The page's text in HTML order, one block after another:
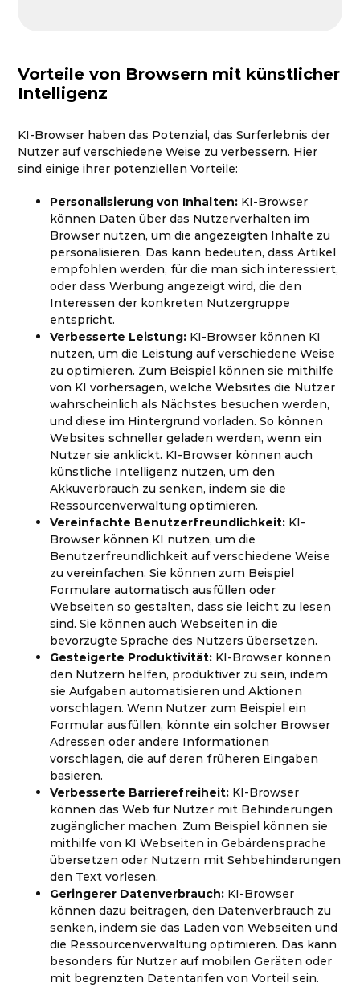
Vorteile von Browsern mit künstlicher
Intelligenz
KI-Browser haben das Potenzial, das Surferlebnis der
Nutzer auf verschiedene Weise zu verbessern. Hier
sind einige ihrer potenziellen Vorteile:
Personalisierung von Inhalten: KI-Browser
können Daten über das Nutzerverhalten im
Browser nutzen, um die angezeigten Inhalte zu
personalisieren. Das kann bedeuten, dass Artikel
empfohlen werden, für die man sich interessiert,
oder dass Werbung angezeigt wird, die den
Interessen der konkreten Nutzergruppe
entspricht.
Verbesserte Leistung: KI-Browser können KI
nutzen, um die Leistung auf verschiedene Weise
zu optimieren. Zum Beispiel können sie mithilfe
von KI vorhersagen, welche Websites die Nutzer
wahrscheinlich als Nächstes besuchen werden,
und diese im Hintergrund vorladen. So können
Websites schneller geladen werden, wenn ein
Nutzer sie anklickt. KI-Browser können auch
künstliche Intelligenz nutzen, um den
Akkuverbrauch zu senken, indem sie die
Ressourcenverwaltung optimieren.
Vereinfachte Benutzerfreundlichkeit: KI-
Browser können KI nutzen, um die
Benutzerfreundlichkeit auf verschiedene Weise
zu vereinfachen. Sie können zum Beispiel
Formulare automatisch ausfüllen oder
Webseiten so gestalten, dass sie leicht zu lesen
sind. Sie können auch Webseiten in die
bevorzugte Sprache des Nutzers übersetzen.
Gesteigerte Produktivität: KI-Browser können
den Nutzern helfen, produktiver zu sein, indem
sie Aufgaben automatisieren und Aktionen
vorschlagen. Wenn Nutzer zum Beispiel ein
Formular ausfüllen, könnte ein solcher Browser
Adressen oder andere Informationen
vorschlagen, die auf deren früheren Eingaben
basieren.
Verbesserte Barrierefreiheit: KI-Browser
können das Web für Nutzer mit Behinderungen
zugänglicher machen. Zum Beispiel können sie
mithilfe von KI Webseiten in Gebärdensprache
übersetzen oder Nutzern mit Sehbehinderungen
den Text vorlesen.
Geringerer Datenverbrauch: KI-Browser
können dazu beitragen, den Datenverbrauch zu
senken, indem sie das Laden von Webseiten und
die Ressourcenverwaltung optimieren. Das kann
besonders für Nutzer auf mobilen Geräten oder
mit begrenzten Datentarifen von Vorteil sein.